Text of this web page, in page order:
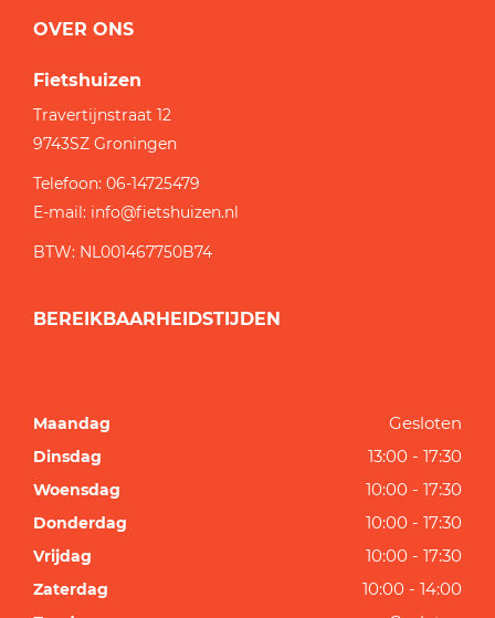
OVER ONS
Fietshuizen
Travertijnstraat 12
9743SZ Groningen
Telefoon: 06-14725479
E-mail: info@fietshuizen.nl
BTW: NL001467750B74
BEREIKBAARHEIDSTIJDEN
Maandag Gesloten
Dinsdag 13:00 - 17:30
Woensdag 10:00 - 17:30
Donderdag 10:00 - 17:30
Vrijdag 10:00 - 17:30
Zaterdag 10:00 - 14:00